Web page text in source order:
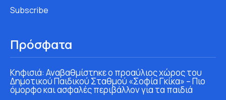
Subscribe
Πρόσφατα
Κηφισιά: Αναβαθμίστηκε ο προαύλιος χώρος του
Δημοτικού Παιδικού Σταθμού «Σοφία Γκίκα» – Πιο
όμορφο και ασφαλές περιβάλλον για τα παιδιά